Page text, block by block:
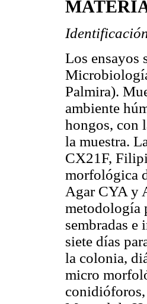
Los ensayos
Palmira).
ambiente
hongos, con
la muestra.
CX21F,
morfológica
Agar CYA y
metodología
sembradas
siete días
la colonia,
micro
conidióforos,